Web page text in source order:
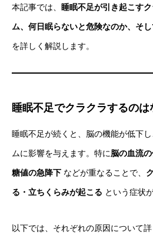
本記事では、 睡眠不足が引き起こす
ム、何日眠らないと危険なのか、そ
を詳しく解説します。
睡眠不足でクラクラするのは
睡眠不足が続くと、脳の機能が低下
ムに影響を与えます。特に脳の血流
糖値の急降下 などが重なることで、
る・立ちくらみが起こる という症状
以下では、それぞれの原因について詳